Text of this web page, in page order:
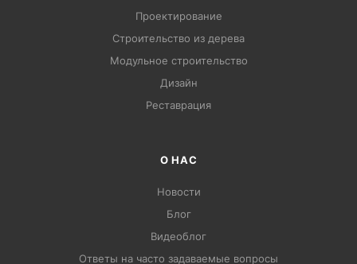
Проектирование
Строительство из дерева
Модульное строительство
Дизайн
Pеставрация
О НАС
Новости
Блог
Видеоблог
Ответы на часто задаваемые вопросы